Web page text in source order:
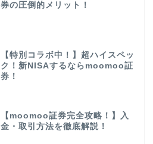
券の圧倒的メリット！
【特別コラボ中！】超ハイスペッ
ク！新NISAするならmoomoo証
券！
【moomoo証券完全攻略！】入
金・取引方法を徹底解説！